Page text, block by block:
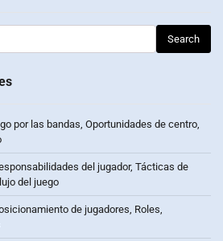
por las bandas, Oportunidades de centro,
del jugador, Tácticas de
del juego
de jugadores, Roles,